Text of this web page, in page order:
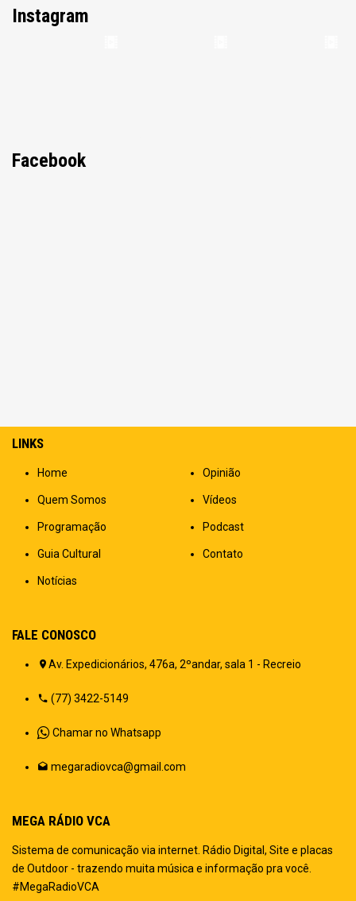
Instagram
Facebook
LINKS
Home
Quem Somos
Programação
Guia Cultural
Notícias
Opinião
Vídeos
Podcast
Contato
FALE CONOSCO
Av. Expedicionários, 476a, 2ºandar, sala 1 - Recreio
(77) 3422-5149
Chamar no Whatsapp
megaradiovca@gmail.com
MEGA RÁDIO VCA
Sistema de comunicação via internet. Rádio Digital, Site e placas
de Outdoor - trazendo muita música e informação pra você.
#MegaRadioVCA